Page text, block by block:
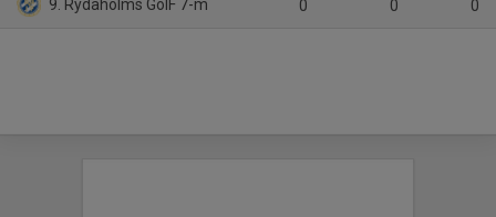
9. Rydaholms GoIF 7-m 0 0 0